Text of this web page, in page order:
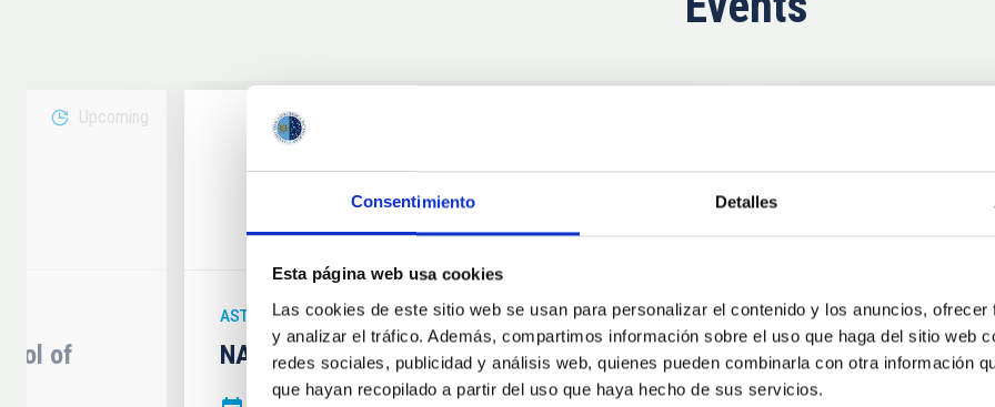
Consentimiento Detalles
Esta página web usa cookies
Las cookies de este sitio web se usan para personalizar el contenido y los anuncios,
y analizar el tráfico. Además, compartimos información sobre el uso que haga del sitio web
redes sociales, publicidad y análisis web, quienes pueden combinarla con otra información
que hayan recopilado a partir del uso que haya hecho de sus servicios.
Upcoming
of
08
AUG 26
11
AUG 26
ASTRONOMICAL EVENT
NATE en Palencia - Eclipse Agosto 2026
10
CONFERENCE
Substellar